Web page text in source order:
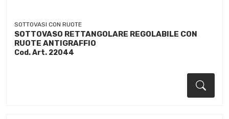
SOTTOVASI CON RUOTE
SOTTOVASO RETTANGOLARE REGOLABILE CON
RUOTE ANTIGRAFFIO
Cod. Art. 22044